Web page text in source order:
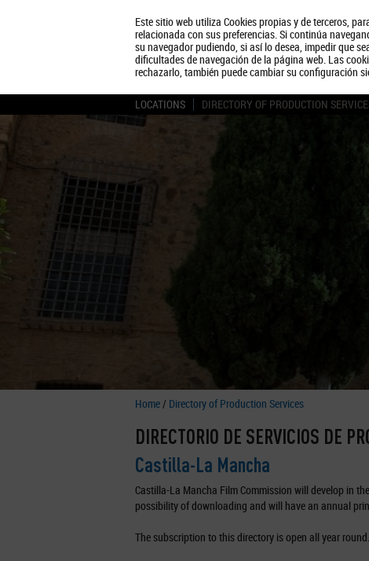
Este sitio web utiliza Cookies propias y de terceros,
relacionada con sus preferencias. Si continúa
su navegador pudiendo, si así lo desea, impedir que
dificultades de navegación de la página web. Las
rechazarlo, también puede cambiar su configuración
LOCATIONS DIRECTORY OF PRODUCTION
Home/ Directory of Production Services
DIRECTORIO DE SERVICIOS DE
Castilla-La Mancha
Castilla-La Mancha Film Commission will develop in
possibility of downloading and will have an annual
The subscription to this directory is open all year round.